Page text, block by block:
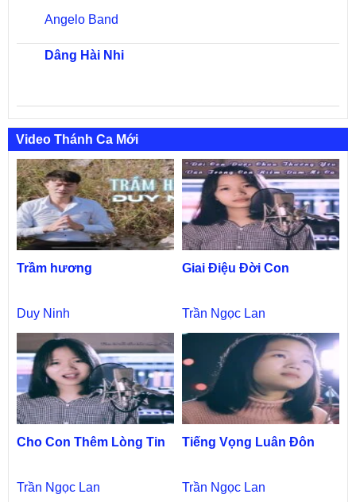
Angelo Band
Dâng Hài Nhi
Video Thánh Ca Mới
Trầm hương
Duy Ninh
Giai Điệu Đời Con
Trần Ngọc Lan
Cho Con Thêm Lòng Tin
Trần Ngọc Lan
Tiếng Vọng Luân Đôn
Trần Ngọc Lan